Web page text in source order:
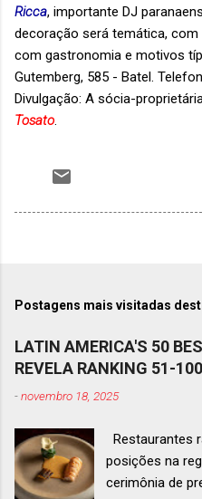
Ricca, importante DJ
decoração será temática, com
com gastronomia e motivos
Gutemberg, 585 - Batel.
Divulgação: A sócia-
Tosato
Postagens mais visitadas
LATIN AMERICA'S 50
REVELA RANKING 51-
-novembro 18, 2025
Restaurantes
posições na
cerimônia de